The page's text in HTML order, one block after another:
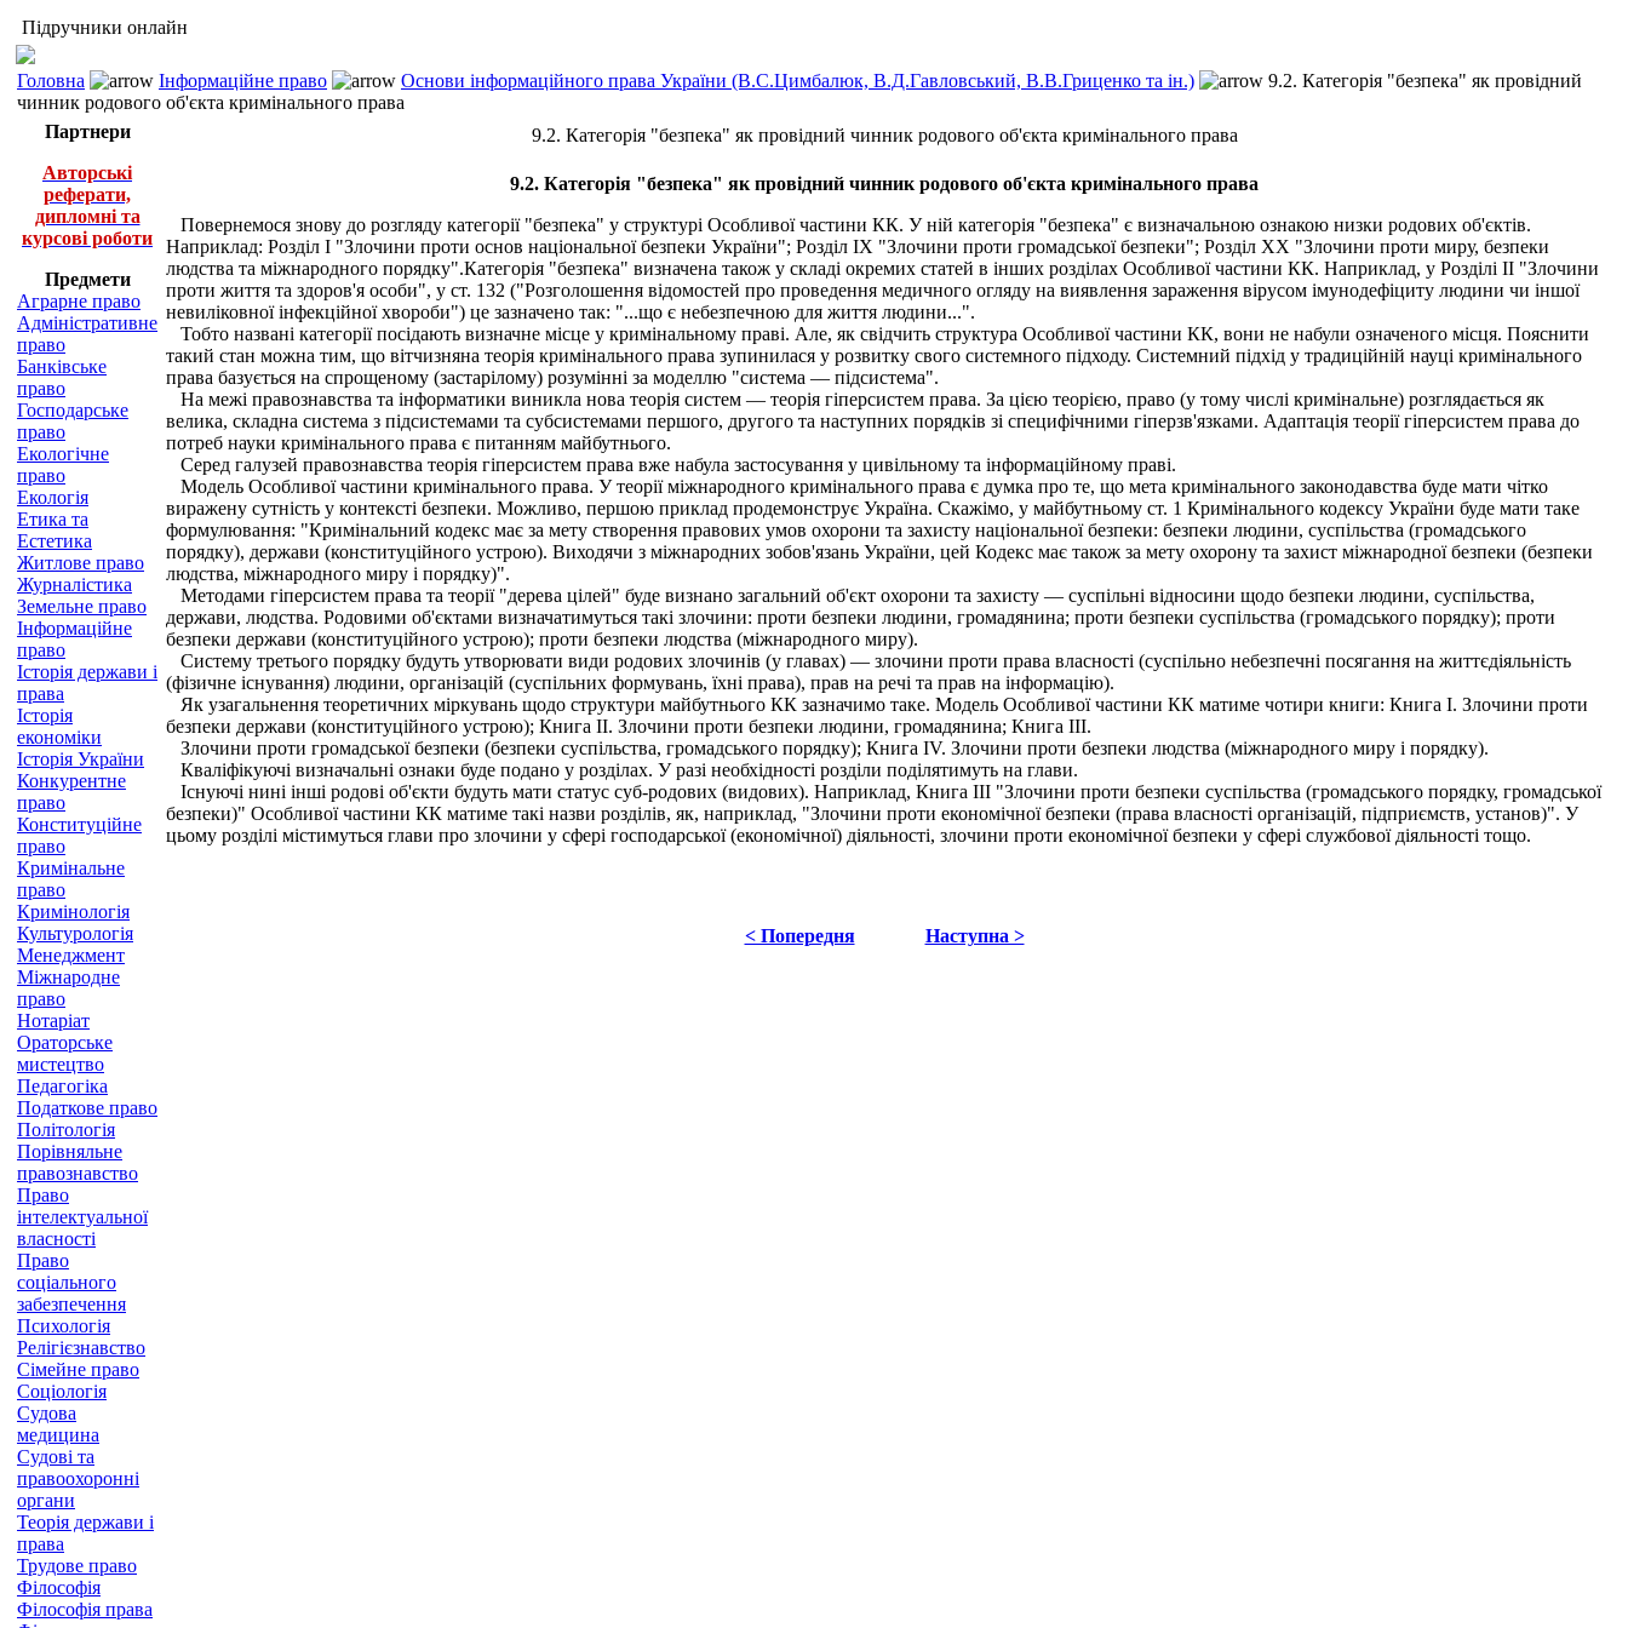
Підручники онлайн
Головна Інформаційне право Основи інформаційного права України (B.C.Цимбалюк, В.Д.Гавловський, В.В.Гриценко та ін.)
9.2. Категорія "безпека" як провідний
чинник родового об'єкта кримінального права
Партнери
Авторські
реферати,
дипломні та
курсові роботи
Предмети
Аграрне право
Адміністративне
право
Банківське
право
Господарське
право
Екологічне
право
Екологія
Етика та
Естетика
Житлове право
Журналістика
Земельне право
Інформаційне
право
Історія держави і
права
Історія
економіки
Історія України
Конкурентне
право
Конституційне
право
Кримінальне
право
Кримінологія
Культурологія
Менеджмент
Міжнародне
право
Нотаріат
Ораторське
мистецтво
Педагогіка
Податкове право
Політологія
Порівняльне
правознавство
Право
інтелектуальної
власності
Право
соціального
забезпечення
Психологія
Релігієзнавство
Сімейне право
Соціологія
Судова
медицина
Судові та
правоохоронні
органи
Теорія держави і
права
Трудове право
Філософія
Філософія права
9.2. Категорія "безпека" як провідний чинник родового об'єкта кримінального права
9.2. Категорія "безпека" як провідний чинник родового об'єкта кримінального права
Повернемося знову до розгляду категорії "безпека" у структурі Особливої частини КК. У ній категорія "безпека" є визначальною ознакою низки родових об'єктів.
Наприклад: Розділ І "Злочини проти основ національної безпеки України"; Розділ IX "Злочини проти громадської безпеки"; Розділ XX "Злочини проти миру, безпеки
людства та міжнародного порядку".Категорія "безпека" визначена також у складі окремих статей в інших розділах Особливої частини КК. Наприклад, у Розділі II "Злочини
проти життя та здоров'я особи", у ст. 132 ("Розголошення відомостей про проведення медичного огляду на виявлення зараження вірусом імунодефіциту людини чи іншої
невиліковної інфекційної хвороби") це зазначено так: "...що є небезпечною для життя людини...".
Тобто названі категорії посідають визначне місце у кримінальному праві. Але, як свідчить структура Особливої частини КК, вони не набули означеного місця. Пояснити
такий стан можна тим, що вітчизняна теорія кримінального права зупинилася у розвитку свого системного підходу. Системний підхід у традиційній науці кримінального
права базується на спрощеному (застарілому) розумінні за моделлю "система — підсистема".
На межі правознавства та інформатики виникла нова теорія систем — теорія гіперсистем права. За цією теорією, право (у тому числі кримінальне) розглядається як
велика, складна система з підсистемами та субсистемами першого, другого та наступних порядків зі специфічними гіперзв'язками. Адаптація теорії гіперсистем права до
потреб науки кримінального права є питанням майбутнього.
Серед галузей правознавства теорія гіперсистем права вже набула застосування у цивільному та інформаційному праві.
Модель Особливої частини кримінального права. У теорії міжнародного кримінального права є думка про те, що мета кримінального законодавства буде мати чітко
виражену сутність у контексті безпеки. Можливо, першою приклад продемонструє Україна. Скажімо, у майбутньому ст. 1 Кримінального кодексу України буде мати таке
формулювання: "Кримінальний кодекс має за мету створення правових умов охорони та захисту національної безпеки: безпеки людини, суспільства (громадського
порядку), держави (конституційного устрою). Виходячи з міжнародних зобов'язань України, цей Кодекс має також за мету охорону та захист міжнародної безпеки (безпеки
людства, міжнародного миру і порядку)".
Методами гіперсистем права та теорії "дерева цілей" буде визнано загальний об'єкт охорони та захисту — суспільні відносини щодо безпеки людини, суспільства,
держави, людства. Родовими об'єктами визначатимуться такі злочини: проти безпеки людини, громадянина; проти безпеки суспільства (громадського порядку); проти
безпеки держави (конституційного устрою); проти безпеки людства (міжнародного миру).
Систему третього порядку будуть утворювати види родових злочинів (у главах) — злочини проти права власності (суспільно небезпечні посягання на життєдіяльність
(фізичне існування) людини, організацій (суспільних формувань, їхні права), прав на речі та прав на інформацію).
Як узагальнення теоретичних міркувань щодо структури майбутнього КК зазначимо таке. Модель Особливої частини КК матиме чотири книги: Книга І. Злочини проти
безпеки держави (конституційного устрою); Книга II. Злочини проти безпеки людини, громадянина; Книга III.
Злочини проти громадської безпеки (безпеки суспільства, громадського порядку); Книга IV. Злочини проти безпеки людства (міжнародного миру і порядку).
Кваліфікуючі визначальні ознаки буде подано у розділах. У разі необхідності розділи поділятимуть на глави.
Існуючі нині інші родові об'єкти будуть мати статус суб-родових (видових). Наприклад, Книга III "Злочини проти безпеки суспільства (громадського порядку, громадської
безпеки)" Особливої частини КК матиме такі назви розділів, як, наприклад, "Злочини проти економічної безпеки (права власності організацій, підприємств, установ)". У
цьому розділі містимуться глави про злочини у сфері господарської (економічної) діяльності, злочини проти економічної безпеки у сфері службової діяльності тощо.
< Попередня Наступна >